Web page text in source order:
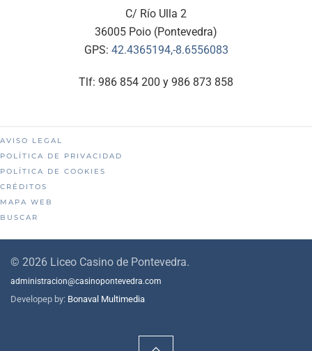
C/ Río Ulla 2
36005 Poio (Pontevedra)
GPS: 42.4365194,-8.6556083
Tlf: 986 854 200 y 986 873 858
AVISO LEGAL
POLÍTICA DE PRIVACIDAD
POLÍTICA DE COOKIES
CRÉDITOS
MAPA WEB
BUSCAR
© 2026 Liceo Casino de Pontevedra.
administracion@casinopontevedra.com
Developep by: Bonaval Multimedia